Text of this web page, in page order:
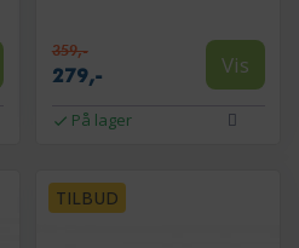
359,-
279,- Vis
På lager
TILBUD